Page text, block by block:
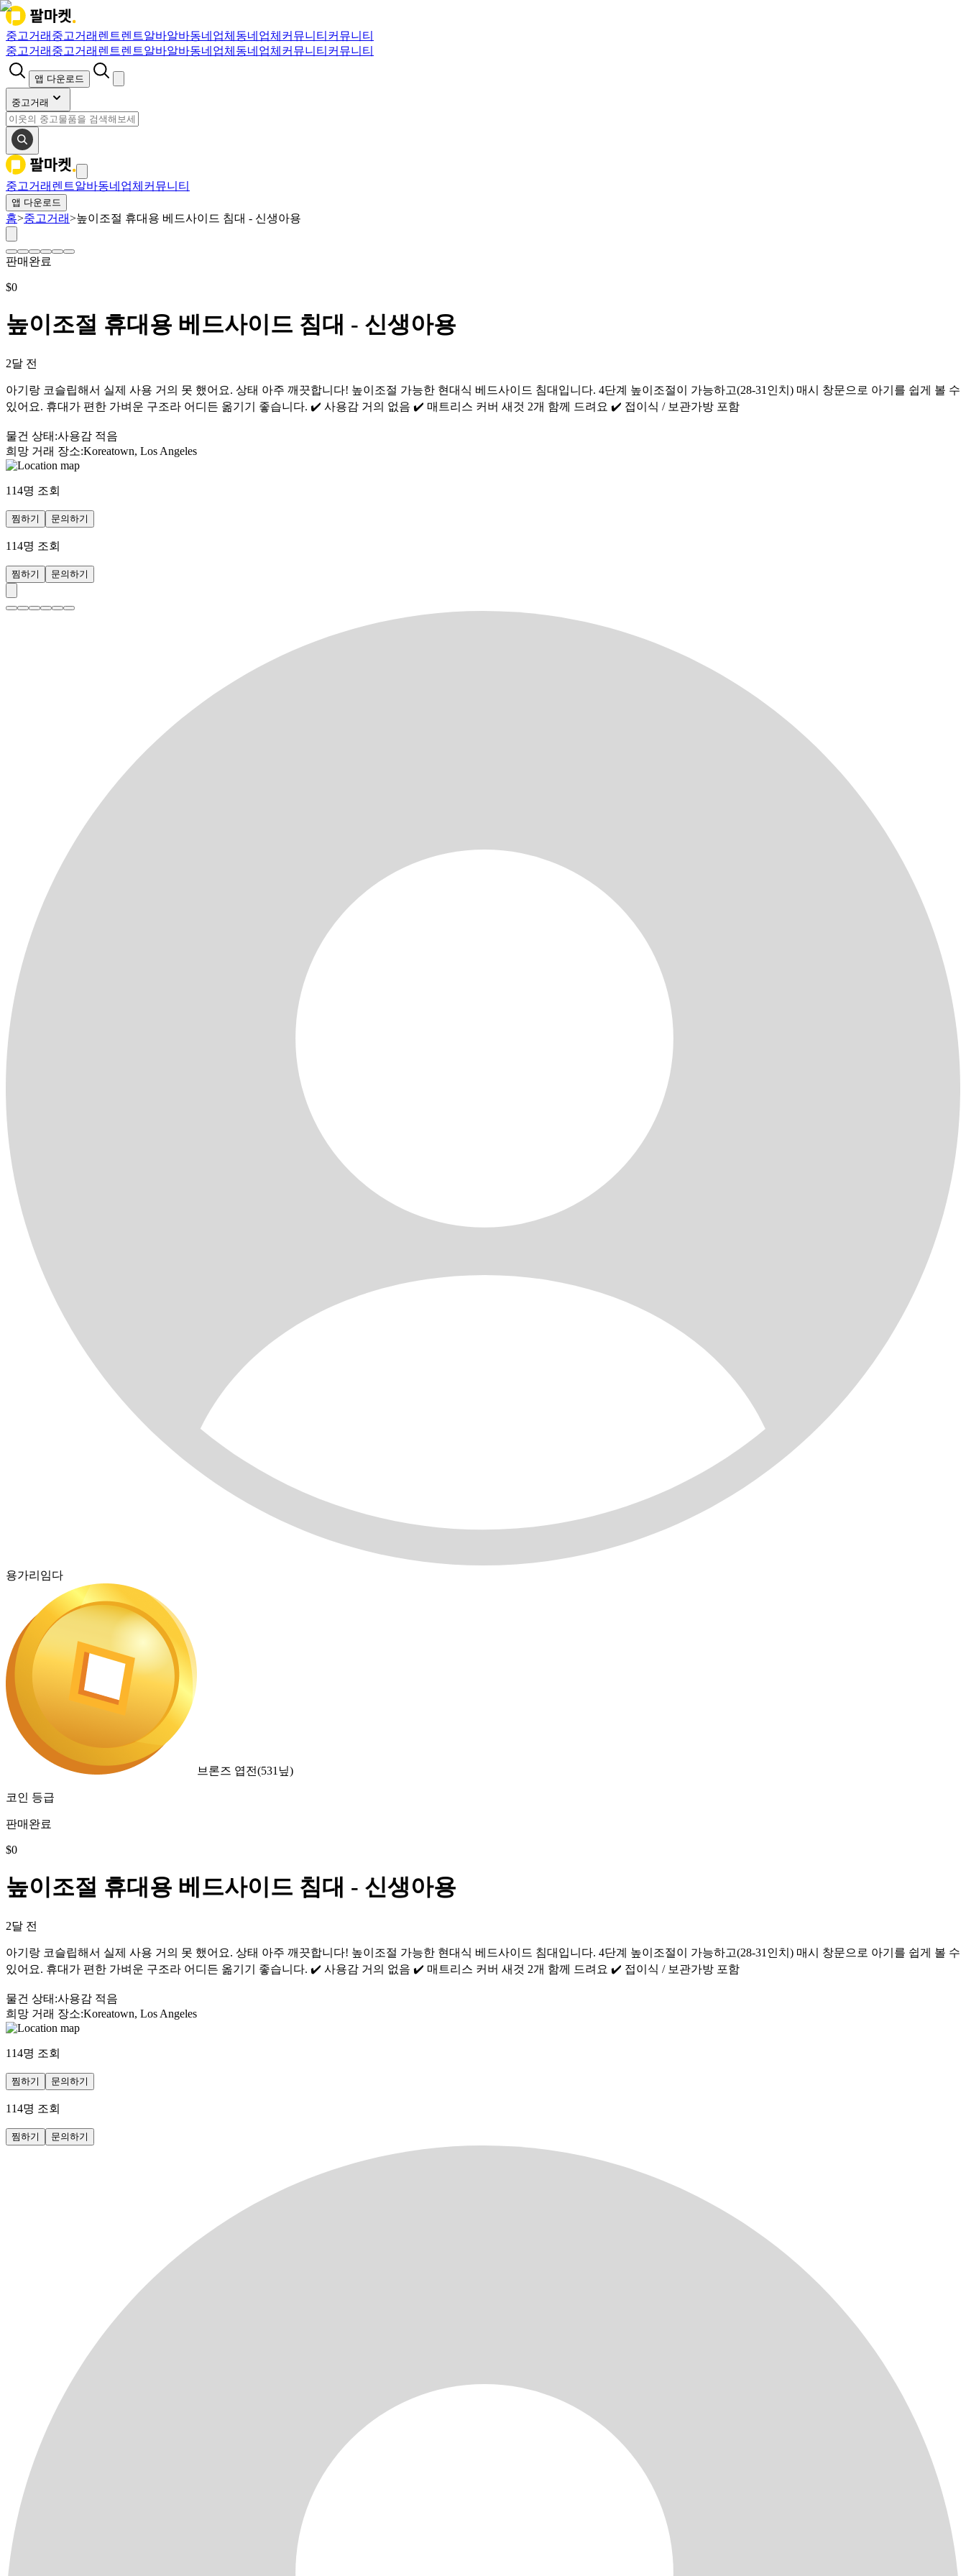
중고거래 중고거래 렌트렌트알바알바동네업체 동네업체 커뮤니티 커뮤니티
중고거래 중고거래 렌트렌트알바알바동네업체 동네업체 커뮤니티 커뮤니티
앱 다운로드
중고거래
중고거래 렌트알바동네업체 커뮤니티
앱 다운로드
홈>중고거래>높이조절 휴대용 베드사이드 침대 - 신생아용
판매완료
$0
높이조절 휴대용 베드사이드 침대 - 신생아용
2달 전
아기랑 코슬립해서 실제 사용 거의 못 했어요. 상태 아주 깨끗합니다! 높이조절 가능한 현대식 베드사이드 침대입니다. 4단계 높이조절이 가능하고(28-31인치) 매시 창문으로 아기를 쉽게 볼 수
있어요. 휴대가 편한 가벼운 구조라 어디든 옮기기 좋습니다. ✔️ 사용감 거의 없음 ✔️ 매트리스 커버 새것 2개 함께 드려요 ✔️ 접이식 / 보관가방 포함
물건 상태 :사용감 적음
희망 거래 장소:Koreatown, Los Angeles
114명 조회
찜하기 문의하기
114명 조회
찜하기 문의하기
용가리임다
브론즈 엽전(531 닢)
코인 등급
판매완료
$0
높이조절 휴대용 베드사이드 침대 - 신생아용
2달 전
아기랑 코슬립해서 실제 사용 거의 못 했어요. 상태 아주 깨끗합니다! 높이조절 가능한 현대식 베드사이드 침대입니다. 4단계 높이조절이 가능하고(28-31인치) 매시 창문으로 아기를 쉽게 볼 수
있어요. 휴대가 편한 가벼운 구조라 어디든 옮기기 좋습니다. ✔️ 사용감 거의 없음 ✔️ 매트리스 커버 새것 2개 함께 드려요 ✔️ 접이식 / 보관가방 포함
물건 상태 :사용감 적음
희망 거래 장소:Koreatown, Los Angeles
114명 조회
찜하기 문의하기
114명 조회
찜하기 문의하기